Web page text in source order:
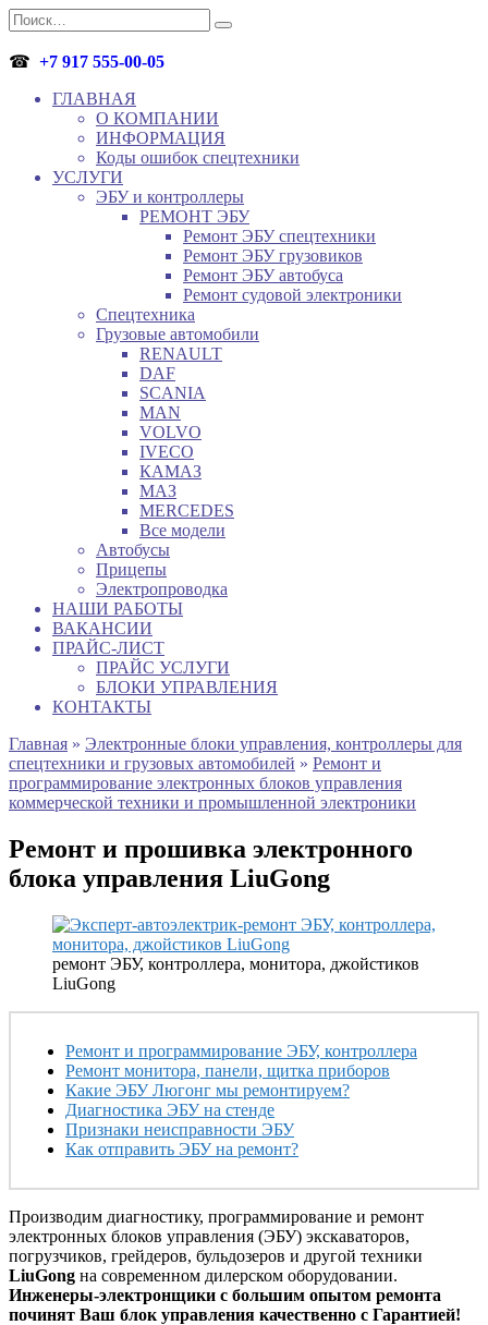
Перейти
к
содержанию
Search
for:
☎ +7 917 555-00-05
ГЛАВНАЯ
О КОМПАНИИ
ИНФОРМАЦИЯ
Коды ошибок спецтехники
УСЛУГИ
ЭБУ и контроллеры
РЕМОНТ ЭБУ
Ремонт ЭБУ спецтехники
Ремонт ЭБУ грузовиков
Ремонт ЭБУ автобуса
Ремонт судовой электроники
Спецтехника
Грузовые автомобили
RENAULT
DAF
SCANIA
MAN
VOLVO
IVECO
КАМАЗ
МАЗ
MERCEDES
Все модели
Автобусы
Прицепы
Электропроводка
НАШИ РАБОТЫ
ВАКАНСИИ
ПРАЙС-ЛИСТ
ПРАЙС УСЛУГИ
БЛОКИ УПРАВЛЕНИЯ
КОНТАКТЫ
Главная » Электронные блоки управления, контроллеры для
спецтехники и грузовых автомобилей » Ремонт и
программирование электронных блоков управления
коммерческой техники и промышленной электроники
Ремонт и прошивка электронного
блока управления LiuGong
ремонт ЭБУ, контроллера, монитора, джойстиков
LiuGong
Ремонт и программирование ЭБУ, контроллера
Ремонт монитора, панели, щитка приборов
Какие ЭБУ Люгонг мы ремонтируем?
Диагностика ЭБУ на стенде
Признаки неисправности ЭБУ
Как отправить ЭБУ на ремонт?
Производим диагностику, программирование и ремонт
электронных блоков управления (ЭБУ) экскаваторов,
погрузчиков, грейдеров, бульдозеров и другой техники
LiuGong на современном дилерском оборудовании.
Инженеры-электронщики с большим опытом ремонта
починят Ваш блок управления качественно с Гарантией!